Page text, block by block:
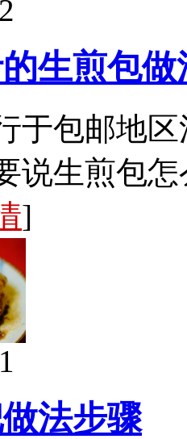
生煎包做
于包邮地
说生煎包
]
法步骤